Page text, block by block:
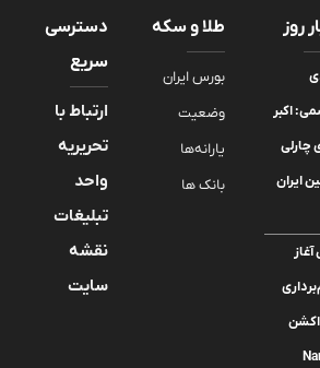
روز
اکبر
چارلی
ایران
آغاز
اکشن
طلا و سکه
بورس ایران
وضعیت
یارانه‌ها
بانک ها
دسترسی
سریع
ارتباط با
تحریریه
واحد
تبلیغات
نقشه
سایت